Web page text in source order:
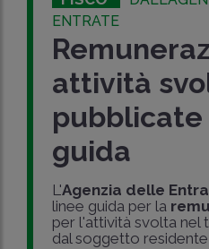
ENTRATE
attività
guida
L'Agenzia delle
linee guida per la
per l'attività svolta
dal soggetto